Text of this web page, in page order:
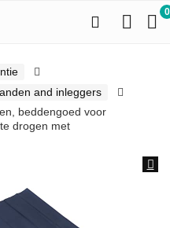
0
and inleggers
beddengoed voor
drogen met